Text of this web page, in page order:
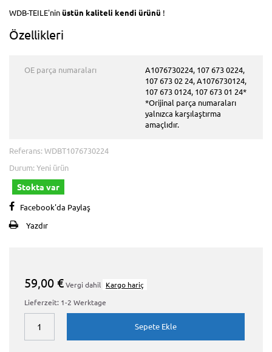
WDB-TEILE'ninüstün kaliteli kendi ürünü !
Özellikleri
OE parça numaraları
A1076730224, 107 673 0224,
107 673 02 24, A1076730124,
107 673 0124, 107 673 01 24*
*Orijinal parça numaraları
yalnızca karşılaştırma
amaçlıdır.
Referans: WDBT1076730224
Durum: Yeni ürün
Stokta var
Facebook'da Paylaş
Yazdır
59,00 €Vergi dahil Kargo hariç
Lieferzeit: 1-2 Werktage
Sepete Ekle